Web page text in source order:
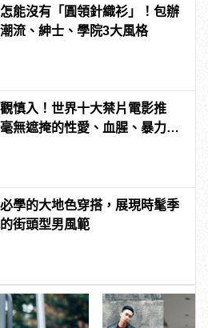
能沒有「圓領針織衫」！包辦
流、紳士、學院3大風格
慎入！世界十大禁片電影推
無遮掩的性愛、血腥、暴力、
學的大地色穿搭，展現時髦季
街頭型男風範